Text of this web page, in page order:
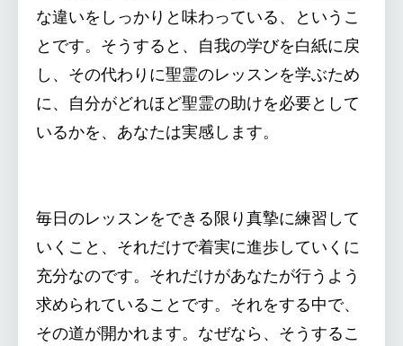
な違いをしっかりと味わっている、というこ
とです。そうすると、自我の学びを白紙に戻
し、その代わりに聖霊のレッスンを学ぶため
に、自分がどれほど聖霊の助けを必要として
いるかを、あなたは実感します。
毎日のレッスンをできる限り真摯に練習して
いくこと、それだけで着実に進歩していくに
充分なのです。それだけがあなたが行うよう
求められていることです。それをする中で、
その道が開かれます。なぜなら、そうするこ